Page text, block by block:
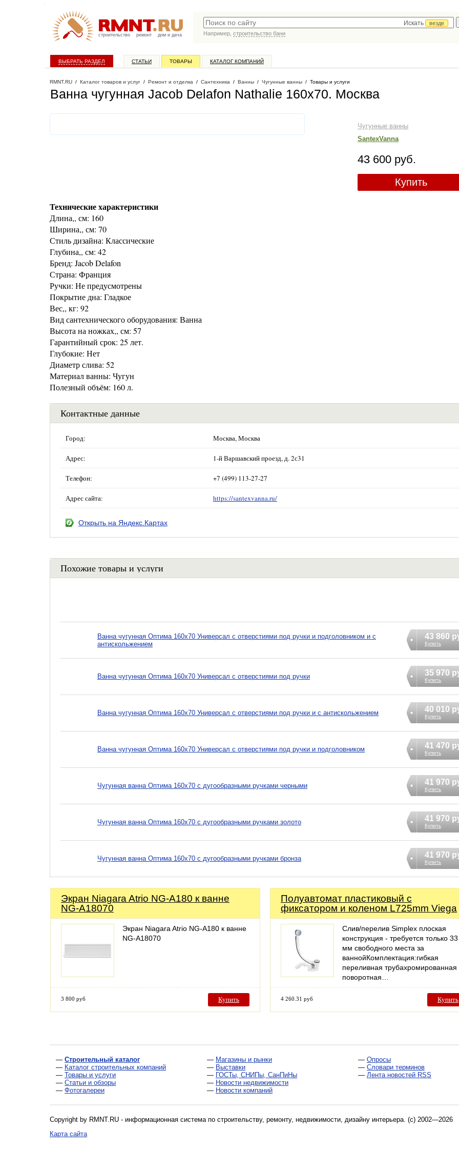
строительство ремонт дом и дача
Искать
везде
Например, строительство бани
ВЫБРАТЬ РАЗДЕЛ СТАТЬИ ТОВАРЫ КАТАЛОГ КОМПАНИЙ
RMNT.RU / Каталог товаров и услуг / Ремонт и отделка / Сантехника / Ванны / Чугунные ванны / Товары и услуги
Ванна чугунная Jacob Delafon Nathalie 160x70. Москва
Чугунные ванны
SantexVanna
43 600 руб.
Купить
Технические характеристики
Длина,, см: 160
Ширина,, см: 70
Стиль дизайна: Классические
Глубина,, см: 42
Бренд: Jacob Delafon
Страна: Франция
Ручки: Не предусмотрены
Покрытие дна: Гладкое
Вес,, кг: 92
Вид сантехнического оборудования: Ванна
Высота на ножках,, см: 57
Гарантийный срок: 25 лет.
Глубокие: Нет
Диаметр слива: 52
Материал ванны: Чугун
Полезный объём: 160 л.
Контактные данные
Город: Москва, Москва
Адрес: 1-й Варшавский проезд, д. 2с31
Телефон: +7 (499) 113-27-27
Адрес сайта: https://santexvanna.ru/
Открыть на Яндекс.Картах
Похожие товары и услуги
Ванна чугунная Оптима 160х70 Универсал с отверстиями под ручки и подголовником и с
антискольжением
43 860
Купить
Ванна чугунная Оптима 160х70 Универсал с отверстиями под ручки 35 970
Купить
Ванна чугунная Оптима 160х70 Универсал с отверстиями под ручки и с антискольжением 40 010
Купить
Ванна чугунная Оптима 160х70 Универсал с отверстиями под ручки и подголовником 41 470
Купить
Чугунная ванна Оптима 160х70 с дугообразными ручками черными 41 970
Купить
Чугунная ванна Оптима 160х70 с дугообразными ручками золото 41 970
Купить
Чугунная ванна Оптима 160х70 с дугообразными ручками бронза 41 970
Купить
Экран Niagara Atrio NG-A180 к ванне
NG-A18070
Экран Niagara Atrio NG-A180 к ванне
NG-A18070
3 800 руб Купить
Полуавтомат пластиковый с
фиксатором и коленом L725mm Viega
Слив/перелив Simplex плоская
конструкция - требуется только 33
мм свободного места за
ваннойКомплектация:гибкая
переливная трубахромированная
поворотная…
4 260.31 руб Купить
— Строительный каталог
— Каталог строительных компаний
— Товары и услуги
— Статьи и обзоры
— Фотогалереи
— Магазины и рынки
— Выставки
— ГОСТы, СНИПы, СанПиНы
— Новости недвижимости
— Новости компаний
— Опросы
— Словари терминов
— Лента новостей RSS
Copyright by RMNT.RU - информационная система по строительству, ремонту, недвижимости, дизайну интерьера . (c) 2002—2026
Карта сайта